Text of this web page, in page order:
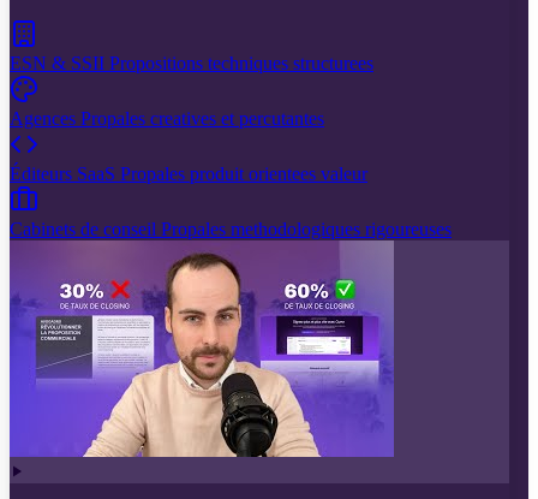
ESN & SSII Propositions techniques structurees
Agences Propales creatives et percutantes
Éditeurs SaaS Propales produit orientees valeur
Cabinets de conseil Propales methodologiques rigoureuses